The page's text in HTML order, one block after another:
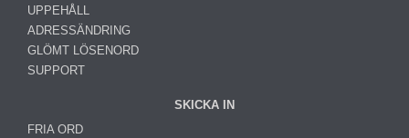
UPPEHÅLL
ADRESSÄNDRING
GLÖMT LÖSENORD
SUPPORT
SKICKA IN
FRIA ORD